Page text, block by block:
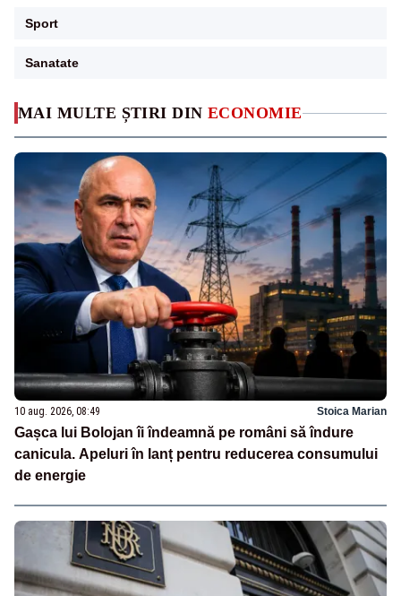
MAI MULTE ȘTIRI DIN ECONOMIE
10 aug. 2026, 08:49 Stoica Marian
Gașca lui Bolojan îi îndeamnă pe români să îndure
canicula. Apeluri în lanț pentru reducerea consumului
de energie
Sport
Sanatate